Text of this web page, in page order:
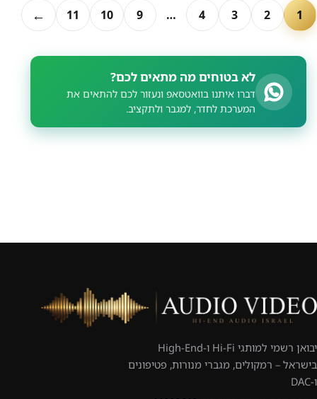
1
2
3
4
…
9
10
11
←
לא בטוחים מה מתאים לכם?
דברו איתנו בוואטסאפ ונעזור לכם להתאים את
המערכת לחדר, למגבר ולתקציב.
יבואן רשמי למותגי Hi-Fi ו-High-End
בישראל – רמקולים, מגברי מנורות, פטיפונים
ו-DAC